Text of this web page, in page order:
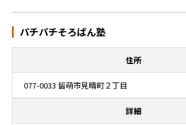
パチパチそろばん塾
住所
077-0033 留萌市見晴町２丁目
詳細